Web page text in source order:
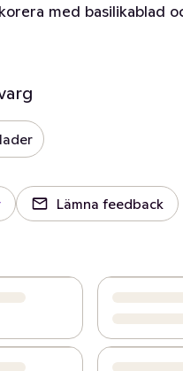
med basilikablad
Lämna feedback